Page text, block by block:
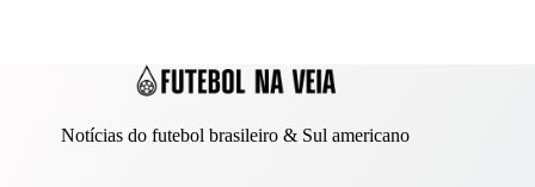
Notícias do futebol brasileiro & Sul americano